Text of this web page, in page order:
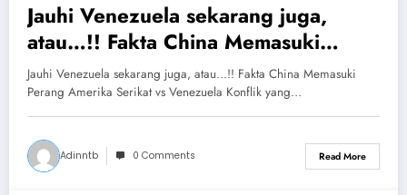
Jauhi Venezuela sekarang juga,
atau…!! Fakta China Memasuki
Perang Amerika Serikat vs
Venezuela
Jauhi Venezuela sekarang juga, atau...!! Fakta China Memasuki
Perang Amerika Serikat vs Venezuela Konflik yang…
Adinntb 0 Comments Read More